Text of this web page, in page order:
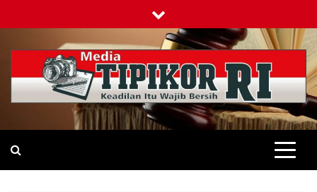
to
content
Tipikor-ri-online.my.id
Keadilan Itu Wajib Bersih